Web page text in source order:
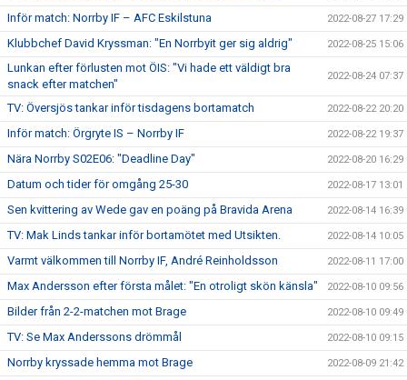
Inför match: Norrby IF – AFC Eskilstuna 2022-08-27 17:29
Klubbchef David Kryssman: "En Norrbyit ger sig aldrig" 2022-08-25 15:06
Lunkan efter förlusten mot ÖIS: "Vi hade ett väldigt bra
snack efter matchen"
2022-08-24 07:37
TV: Översjös tankar inför tisdagens bortamatch 2022-08-22 20:20
Inför match: Örgryte IS – Norrby IF 2022-08-22 19:37
Nära Norrby S02E06: "Deadline Day" 2022-08-20 16:29
Datum och tider för omgång 25-30 2022-08-17 13:01
Sen kvittering av Wede gav en poäng på Bravida Arena 2022-08-14 16:39
TV: Mak Linds tankar inför bortamötet med Utsikten. 2022-08-14 10:05
Varmt välkommen till Norrby IF, André Reinholdsson 2022-08-11 17:00
Max Andersson efter första målet: "En otroligt skön känsla" 2022-08-10 09:56
Bilder från 2-2-matchen mot Brage 2022-08-10 09:49
TV: Se Max Anderssons drömmål 2022-08-10 09:15
Norrby kryssade hemma mot Brage 2022-08-09 21:42